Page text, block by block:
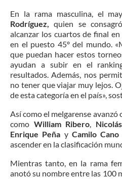
En la rama masculina, el
Rodríguez,
quien se
alcanzar los cuartos de final
en el puesto 45º del mundo.
que puedan hacer estos
ayudan a subir en el
resultados. Además, nos
no tener que viajar muy lejos.
de esta categoría en el país»,
Así como el melgarense
como William Ribero
Enrique Peña y Camilo Cano
ascender en la clasificación
Mientras tanto, en la rama
anotó su nombre entre las 100